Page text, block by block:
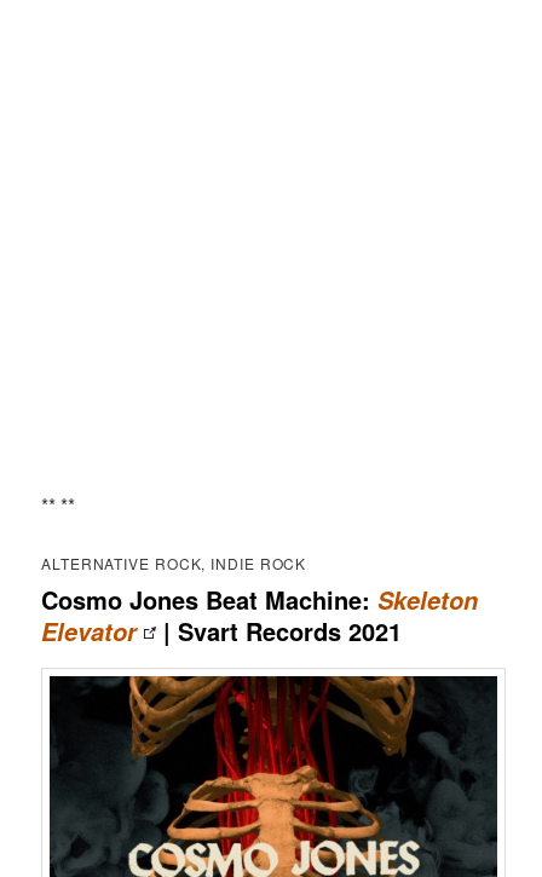
** **
ALTERNATIVE ROCK, INDIE ROCK
Cosmo Jones Beat Machine:Skeleton
Elevator
| Svart Records 2021